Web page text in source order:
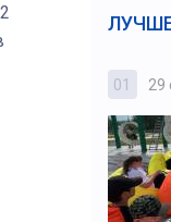
01 29